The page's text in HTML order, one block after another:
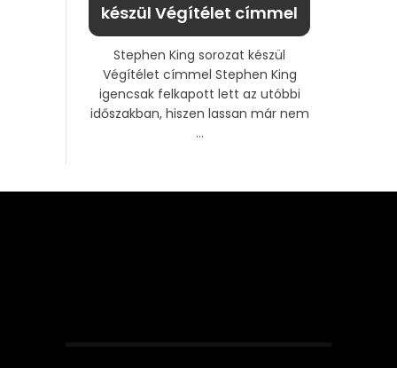
készül Végítélet címmel
Stephen King sorozat készül
Végítélet címmel Stephen King
igencsak felkapott lett az utóbbi
időszakban, hiszen lassan már nem
...